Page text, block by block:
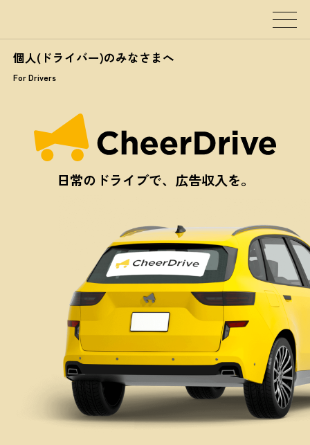
個人(ドライバー)のみなさまへ
For Drivers
日常の ドライ ブで、 広告収入を。